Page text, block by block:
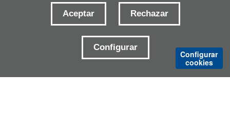
E-MAILS CONTACTO
Aceptar Rechazar
Configurar
Configurar
cookies